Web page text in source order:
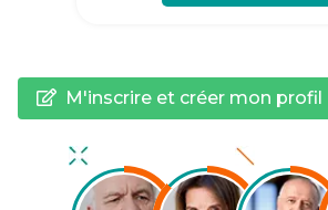
M'inscrire et créer mon profil